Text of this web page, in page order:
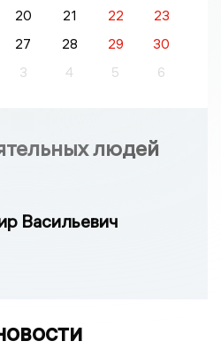
20 21 22
23
27 28 29
30
3 4 5 6
людей
Васильевич